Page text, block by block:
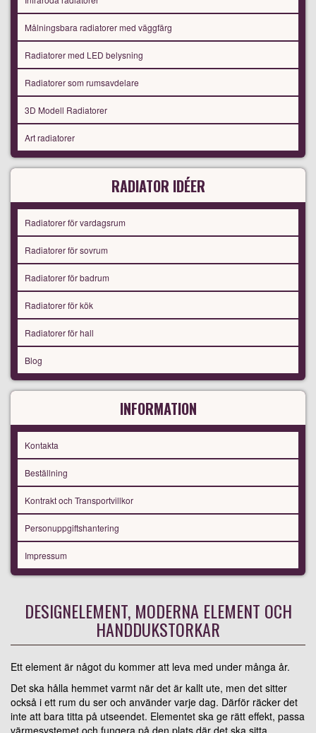
Målningsbara radiatorer med väggfärg
Radiatorer med LED belysning
Radiatorer som rumsavdelare
3D Modell Radiatorer
Art radiatorer
RADIATOR IDÉER
Radiatorer för vardagsrum
Radiatorer för sovrum
Radiatorer för badrum
Radiatorer för kök
Radiatorer för hall
Blog
INFORMATION
Kontakta
Beställning
Kontrakt och Transportvillkor
Personuppgiftshantering
Impressum
DESIGNELEMENT, MODERNA ELEMENT OCH
HANDDUKSTORKAR
Ett element är något du kommer att leva med under många år.
Det ska hålla hemmet varmt när det är kallt ute, men det sitter
också i ett rum du ser och använder varje dag. Därför räcker det
inte att bara titta på utseendet. Elementet ska ge rätt effekt, passa